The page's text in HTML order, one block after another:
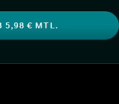
5,98 € MTL.